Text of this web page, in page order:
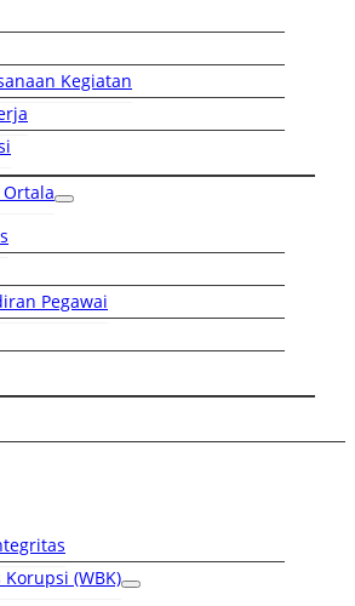
Kegiatan
Pegawai
(WBK)